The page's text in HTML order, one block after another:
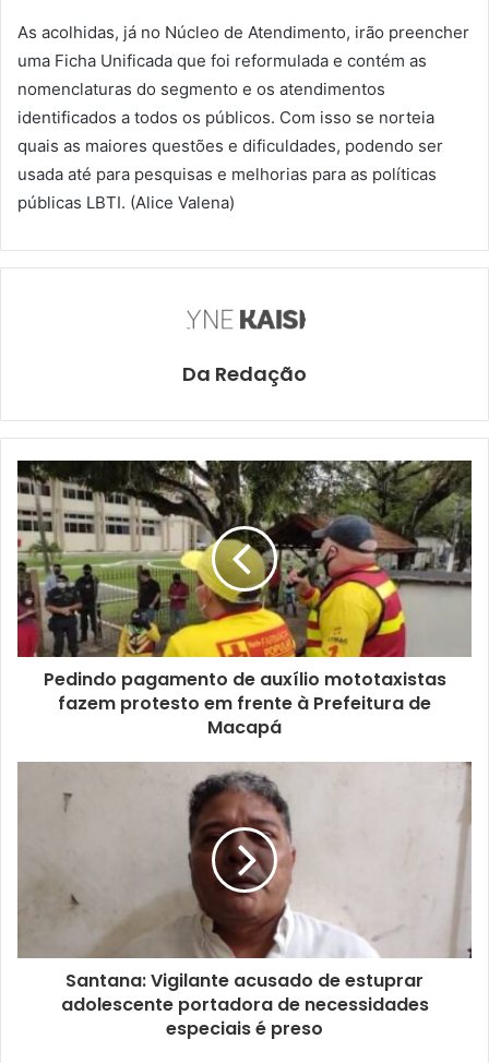
As acolhidas, já no Núcleo de Atendimento, irão preencher
uma Ficha Unificada que foi reformulada e contém as
nomenclaturas do segmento e os atendimentos
identificados a todos os públicos. Com isso se norteia
quais as maiores questões e dificuldades, podendo ser
usada até para pesquisas e melhorias para as políticas
públicas LBTI. (Alice Valena)
Da Redação
Pedindo pagamento de auxílio mototaxistas
fazem protesto em frente à Prefeitura de
Macapá
Santana: Vigilante acusado de estuprar
adolescente portadora de necessidades
especiais é preso